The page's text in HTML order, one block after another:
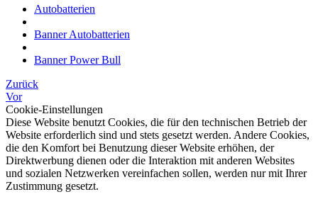
Autobatterien
Banner Autobatterien
Banner Power Bull
Zurück
Vor
Cookie-Einstellungen
Diese Website benutzt Cookies, die für den technischen Betrieb der
Website erforderlich sind und stets gesetzt werden. Andere Cookies,
die den Komfort bei Benutzung dieser Website erhöhen, der
Direktwerbung dienen oder die Interaktion mit anderen Websites
und sozialen Netzwerken vereinfachen sollen, werden nur mit Ihrer
Zustimmung gesetzt.